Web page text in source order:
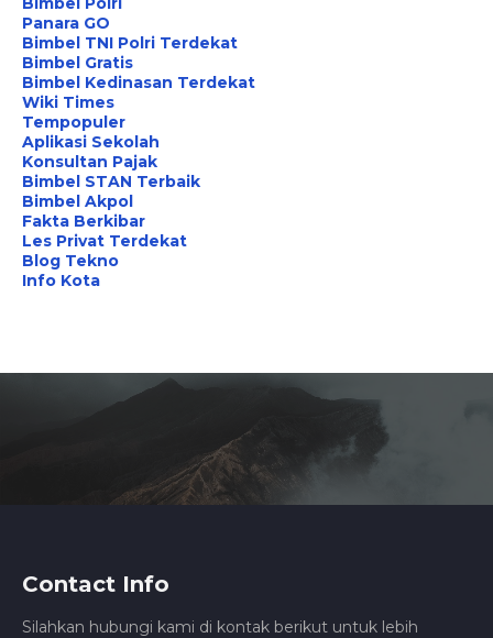
Panara GO
Bimbel TNI Polri Terdekat
Bimbel Gratis
Bimbel Kedinasan Terdekat
Wiki Times
Tempopuler
Aplikasi Sekolah
Konsultan Pajak
Bimbel STAN Terbaik
Bimbel Akpol
Fakta Berkibar
Les Privat Terdekat
Blog Tekno
Info Kota
Contact Info
Silahkan hubungi kami di kontak berikut untuk lebih